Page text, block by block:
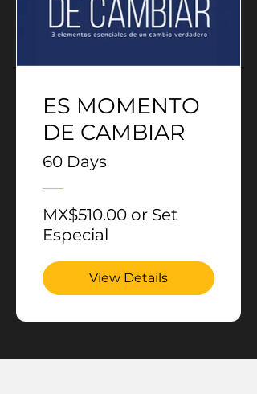
ES MOMENTO
DE CAMBIAR
60 Days
MX$510.00 or Set
Especial
View Details